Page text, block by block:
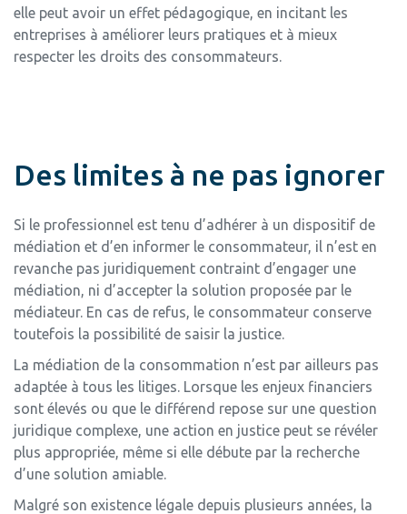
elle peut avoir un effet pédagogique, en incitant les
entreprises à améliorer leurs pratiques et à mieux
respecter les droits des consommateurs.
Des limites à ne pas ignorer
Si le professionnel est tenu d’adhérer à un dispositif de
médiation et d’en informer le consommateur, il n’est en
revanche pas juridiquement contraint d’engager une
médiation, ni d’accepter la solution proposée par le
médiateur. En cas de refus, le consommateur conserve
toutefois la possibilité de saisir la justice.
La médiation de la consommation n’est par ailleurs pas
adaptée à tous les litiges. Lorsque les enjeux financiers
sont élevés ou que le différend repose sur une question
juridique complexe, une action en justice peut se révéler
plus appropriée, même si elle débute par la recherche
d’une solution amiable.
Malgré son existence légale depuis plusieurs années, la